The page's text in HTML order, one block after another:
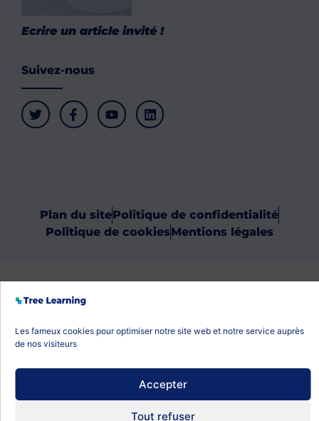
Les fameux cookies pour optimiser notre site web et notre service auprès
de nos visiteurs
Accepter
Tout refuser
Ecrire un article invité !
Suivez-nous
Plan du sitePolitique de confidentialité
Politique de cookiesMentions légales